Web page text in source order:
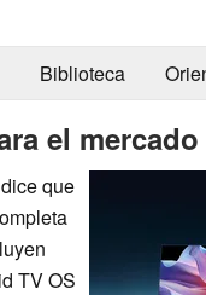
Biblioteca
el
que
TV OS